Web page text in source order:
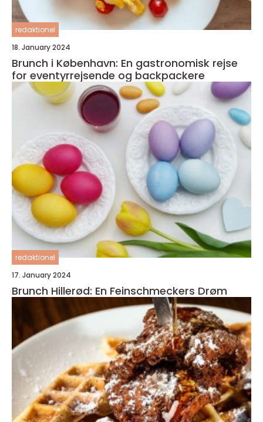
redaktionel
18. January 2024
Brunch i København: En gastronomisk rejse
for eventyrrejsende og backpackere
redaktionel
17. January 2024
Brunch Hillerød: En Feinschmeckers Drøm